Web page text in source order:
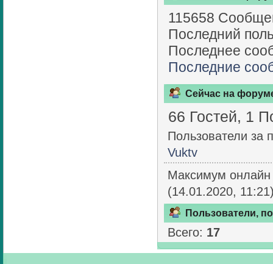
115658
Последний
Последнее
Последние
Сейчас на
66 Гостей, 1
Пользователи за
Vuktv
Максимум
(14.01.2020,
Пользователи,
Всего: 17